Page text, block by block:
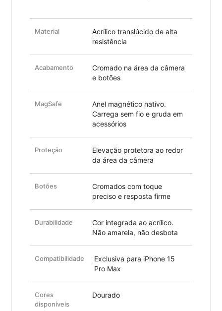
Material
Acrílico translúcido de alta
resistência
Acabamento
Cromado na área da câmera
e botões
MagSafe
Anel magnético nativo.
Carrega sem fio e gruda em
acessórios
Proteção
Elevação protetora ao redor
da área da câmera
Botões
Cromados com toque
preciso e resposta firme
Durabilidade
Cor integrada ao acrílico.
Não amarela, não desbota
Compatibilidade
Exclusiva para iPhone 15
Pro Max
Cores
disponíveis
Dourado